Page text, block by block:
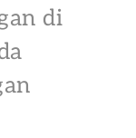
di